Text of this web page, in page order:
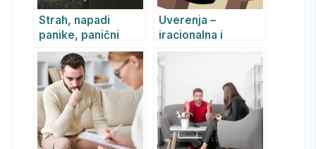
Strah, napadi
panike, panični
poremećaj i
agorafobija –
simptomi, uzroci i
lečenje –
psihoterapija
Uverenja –
iracionalna i
racionalna uverenja
kao uzrok
emotivnih
problema